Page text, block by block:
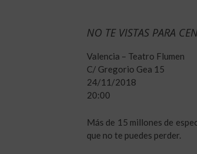
NO TE VISTAS PARA
Valencia – Teatro Flumen
C/ Gregorio Gea 15
24/11/2018
20:00
Más de 15 millones de
que no te puedes perder.